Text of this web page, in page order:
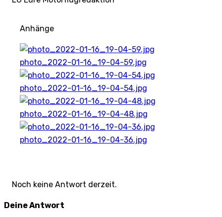
Anhänge
photo_2022-01-16_19-04-59.jpg
photo_2022-01-16_19-04-54.jpg
photo_2022-01-16_19-04-48.jpg
photo_2022-01-16_19-04-36.jpg
Noch keine Antwort derzeit.
Deine Antwort